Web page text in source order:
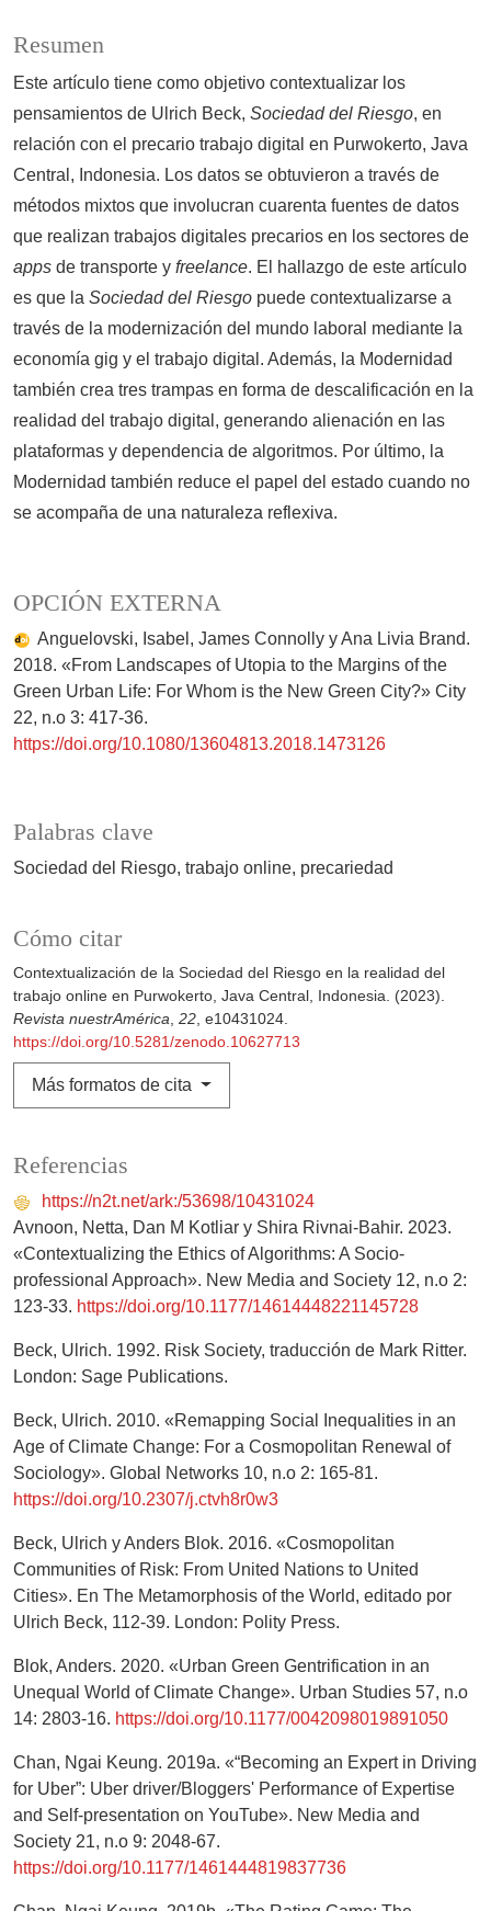
Palabras clave
Sociedad del Riesgo trabajo online precariedad
OPCIÓN EXTERNA
Anguelovski, Isabel, James Connolly y Ana Livia Brand.
2018. «From Landscapes of Utopia to the Margins of the
Green Urban Life: For Whom is the New Green City?» City
22, n.o 3: 417-36.
https://doi.org/10.1080/13604813.2018.1473126
Cómo citar
Contextualización de la Sociedad del Riesgo en la realidad del
trabajo online en Purwokerto, Java Central, Indonesia. (2023).
Revista nuestrAmérica, 22, e10431024.
https://doi.org/10.5281/zenodo.10627713
Más formatos de cita
Resumen
Este artículo tiene como objetivo contextualizar los
pensamientos de Ulrich Beck, Sociedad del Riesgo, en
relación con el precario trabajo digital en Purwokerto, Java
Central, Indonesia. Los datos se obtuvieron a través de
métodos mixtos que involucran cuarenta fuentes de datos
que realizan trabajos digitales precarios en los sectores de
apps de transporte y freelance. El hallazgo de este artículo
es que la Sociedad del Riesgo puede contextualizarse a
través de la modernización del mundo laboral mediante la
economía gig y el trabajo digital. Además, la Modernidad
también crea tres trampas en forma de descalificación en la
realidad del trabajo digital, generando alienación en las
plataformas y dependencia de algoritmos. Por último, la
Modernidad también reduce el papel del estado cuando no
se acompaña de una naturaleza reflexiva.
Referencias
https://n2t.net/ark:/53698/10431024
Avnoon, Netta, Dan M Kotliar y Shira Rivnai-Bahir. 2023.
«Contextualizing the Ethics of Algorithms: A Socio-
professional Approach». New Media and Society 12, n.o 2:
123-33. https://doi.org/10.1177/14614448221145728
Beck, Ulrich. 1992. Risk Society, traducción de Mark Ritter.
London: Sage Publications.
Beck, Ulrich. 2010. «Remapping Social Inequalities in an
Age of Climate Change: For a Cosmopolitan Renewal of
Sociology». Global Networks 10, n.o 2: 165-81.
https://doi.org/10.2307/j.ctvh8r0w3
Beck, Ulrich y Anders Blok. 2016. «Cosmopolitan
Communities of Risk: From United Nations to United
Cities». En The Metamorphosis of the World, editado por
Ulrich Beck, 112-39. London: Polity Press.
Blok, Anders. 2020. «Urban Green Gentrification in an
Unequal World of Climate Change». Urban Studies 57, n.o
14: 2803-16. https://doi.org/10.1177/0042098019891050
Chan, Ngai Keung. 2019a. «“Becoming an Expert in Driving
for Uber”: Uber driver/Bloggers' Performance of Expertise
and Self-presentation on YouTube». New Media and
Society 21, n.o 9: 2048-67.
https://doi.org/10.1177/1461444819837736